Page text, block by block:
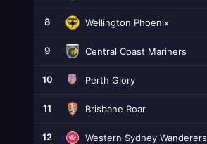
8 Wellington Phoenix
9 Central Coast Mariners
10 Perth Glory
11 Brisbane Roar
12 Western Sydney Wanderers